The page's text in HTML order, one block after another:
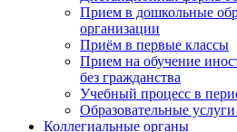
Прием в дошкольные
организации
Приём в первые классы
Прием на обучение
без гражданства
Учебный процесс в
Образовательные
Коллегиальные органы